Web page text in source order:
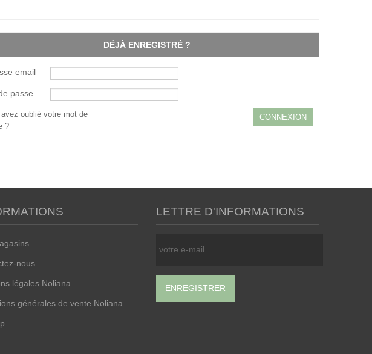
DÉJÀ ENREGISTRÉ ?
email
passe
oublié votre mot de
?
nous
légales Noliana
générales de vente Noliana
LETTRE D'INFORMATIONS